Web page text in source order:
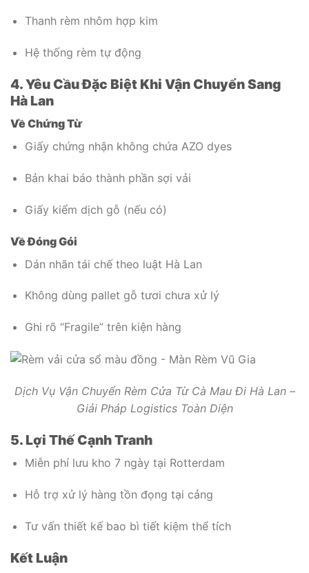
Thanh rèm nhôm hợp kim
Hệ thống rèm tự động
4. Yêu Cầu Đặc Biệt Khi Vận Chuyển Sang
Hà Lan
Về Chứng Từ
Giấy chứng nhận không chứa AZO dyes
Bản khai báo thành phần sợi vải
Giấy kiểm dịch gỗ (nếu có)
Về Đóng Gói
Dán nhãn tái chế theo luật Hà Lan
Không dùng pallet gỗ tươi chưa xử lý
Ghi rõ “Fragile” trên kiện hàng
Dịch Vụ Vận Chuyển Rèm Cửa Từ Cà Mau Đi Hà Lan –
Giải Pháp Logistics Toàn Diện
5. Lợi Thế Cạnh Tranh
Miễn phí lưu kho 7 ngày tại Rotterdam
Hỗ trợ xử lý hàng tồn đọng tại cảng
Tư vấn thiết kế bao bì tiết kiệm thể tích
Kết Luận